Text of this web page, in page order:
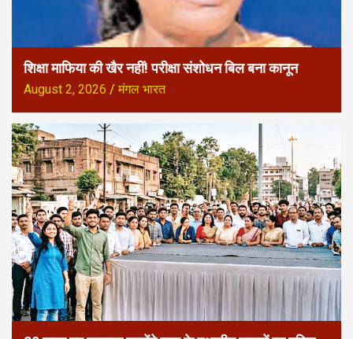
शिक्षा माफिया की खैर नहीं! परीक्षा संशोधन बिल बना कानून
August 2, 2026 मंगल भारत